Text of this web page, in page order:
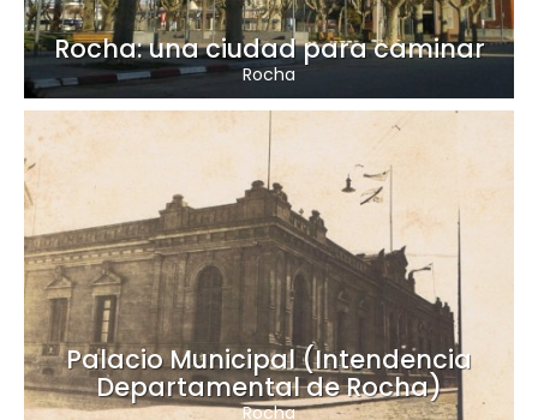
Rocha: una ciudad para caminar
Rocha
Palacio Municipal (Intendencia
Departamental de Rocha)
Rocha